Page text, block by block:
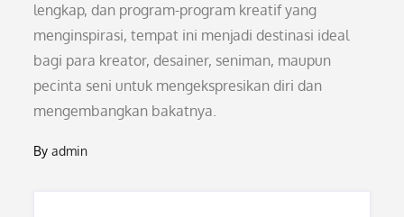
lengkap, dan program-program kreatif yang
menginspirasi, tempat ini menjadi destinasi ideal
bagi para kreator, desainer, seniman, maupun
pecinta seni untuk mengekspresikan diri dan
mengembangkan bakatnya.
Byadmin